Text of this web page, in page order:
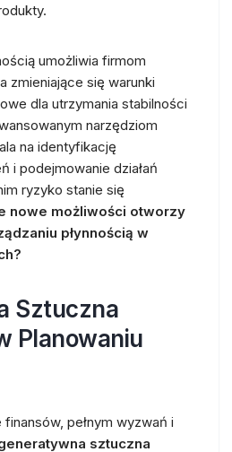
umożliwia firmom
zmieniające się warunki
dla utrzymania stabilności
narzędziom
na identyfikację
i podejmowanie działań
ryzyko stanie się
nowe możliwości otworzy
płynnością w
Sztuczna
Planowaniu
pełnym wyzwań i
sztuczna